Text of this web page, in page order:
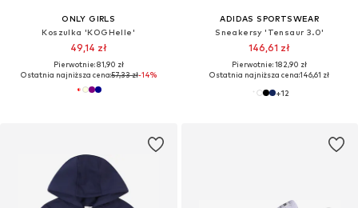
ONLY GIRLS
Koszulka 'KOGHelle'
49,14 zł
Pierwotnie: 81,90 zł
Ostatnia najniższa cena:57,33 zł-14%
ADIDAS SPORTSWEAR
Sneakersy 'Tensaur 3.0'
146,61 zł
Pierwotnie: 182,90 zł
Ostatnia najniższa cena:146,61 zł
+12